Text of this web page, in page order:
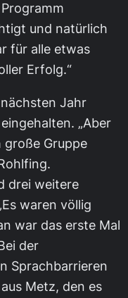
und natürlich
für alle etwas
Erfolg.“
Jahr
„Aber
große Gruppe
drei weitere
waren völlig
war das erste Mal
der
Sprachbarrieren
Metz, den es